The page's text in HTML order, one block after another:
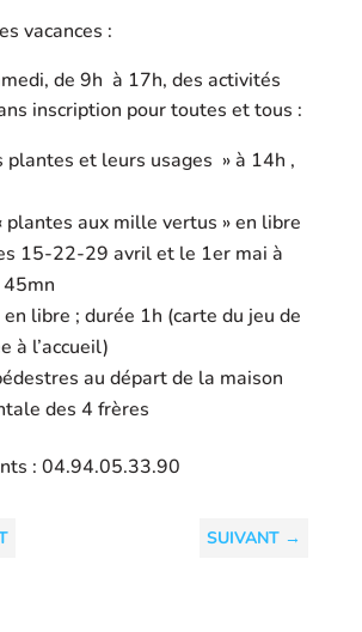
vacances :
de 9h à 17h, des activités
inscription pour toutes et tous :
plantes et leurs usages » à 14h ,
plantes aux mille vertus » en libre
15-22-29 avril et le 1er mai à
45mn
libre ; durée 1h (carte du jeu de
à l’accueil)
au départ de la maison
des 4 frères
: 04.94.05.33.90
SUIVANT →